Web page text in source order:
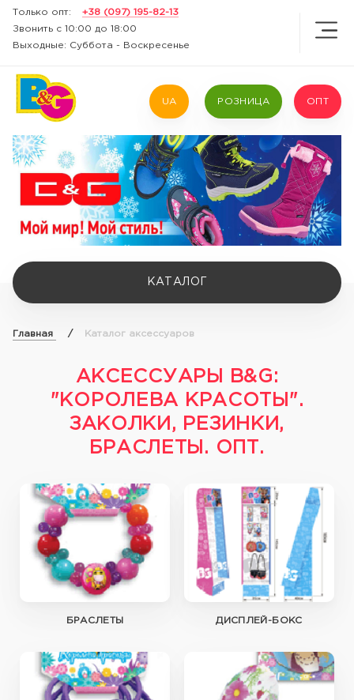
Только опт:
+38 (097) 195-82-13
Звонить с 10:00 до 18:00
Выходные: Суббота - Воскресенье
UA РОЗНИЦА ОПТ
КАТАЛОГ
Главная / Каталог аксессуаров
АКСЕССУАРЫ B&G:
"КОРОЛЕВА КРАСОТЫ".
ЗАКОЛКИ, РЕЗИНКИ,
БРАСЛЕТЫ. ОПТ.
БРАСЛЕТЫ ДИСПЛЕЙ-БОКС